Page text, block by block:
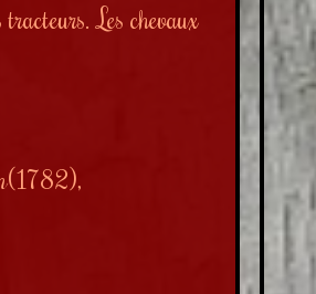
tracteurs.Les chevaux